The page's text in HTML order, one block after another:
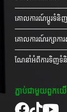
គោលការណ៍ប្តូរទំនិ
គោលការណ៍រក្សាការ
ណែនាំអំពីការទិញទំ
ភ្ជាប់ជាមួយពួកយ